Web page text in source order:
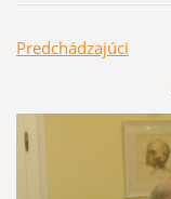
Predchádzajúci